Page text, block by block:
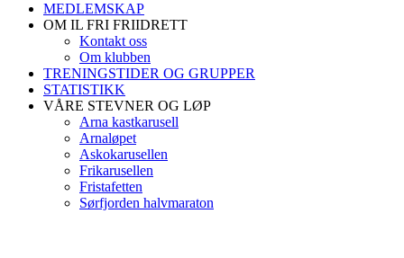
MEDLEMSKAP
OM IL FRI FRIIDRETT
Kontakt oss
Om klubben
TRENINGSTIDER OG GRUPPER
STATISTIKK
VÅRE STEVNER OG LØP
Arna kastkarusell
Arnaløpet
Askokarusellen
Frikarusellen
Fristafetten
Sørfjorden halvmaraton